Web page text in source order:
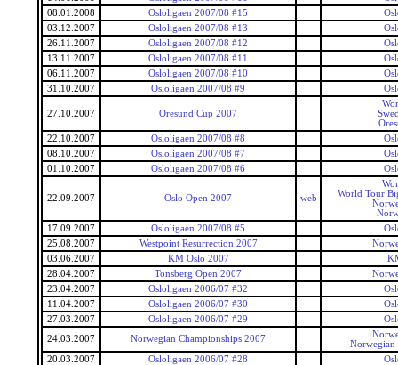
08.01.2008
Osloligaen 2007/08 #15
03.12.2007
Osloligaen 2007/08 #13
26.11.2007
Osloligaen 2007/08 #12
13.11.2007
Osloligaen 2007/08 #11
06.11.2007
Osloligaen 2007/08 #10
31.10.2007
Osloligaen 2007/08 #9
27.10.2007 Oresund Cup 2007
22.10.2007
Osloligaen 2007/08 #8
08.10.2007
Osloligaen 2007/08 #7
01.10.2007
Osloligaen 2007/08 #6
22.09.2007 Oslo Open 2007 web
World Tour
17.09.2007
Osloligaen 2007/08 #5
25.08.2007
Westpoint Resurrection 2007
03.06.2007
KM Oslo 2007
28.04.2007
Tonsberg Open 2007
23.04.2007
Osloligaen 2006/07 #32
11.04.2007
Osloligaen 2006/07 #30
27.03.2007
Osloligaen 2006/07 #29
24.03.2007
Norwegian Championships 2007
Norwegian
20.03.2007
Osloligaen 2006/07 #28